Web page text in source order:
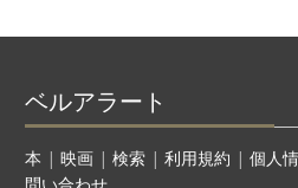
ベルアラート
本 | 映画| 検索| 利用規約 | 個人